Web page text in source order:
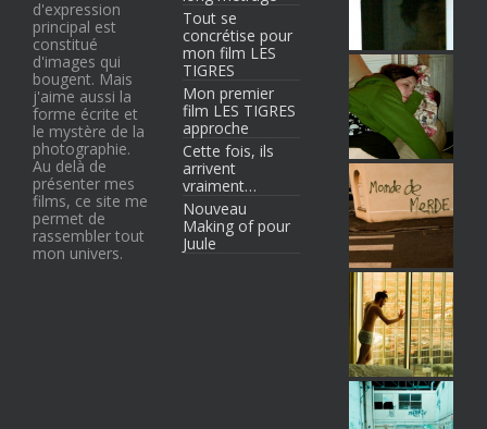
d'expression
principal est
constitué
d'images qui
bougent. Mais
j'aime aussi la
forme écrite et
le mystère de la
photographie.
Au delà de
présenter mes
films, ce site me
permet de
rassembler tout
mon univers.
Tout se
concrétise pour
mon film LES
TIGRES
Mon premier
film LES TIGRES
approche
Cette fois, ils
arrivent
vraiment…
Nouveau
Making of pour
Juule